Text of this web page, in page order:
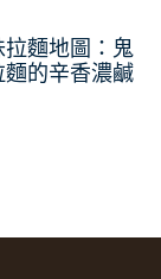
拉麵地圖：鬼
的辛香濃鹹